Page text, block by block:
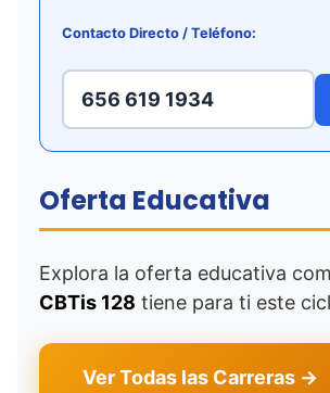
Contacto Directo / Teléfono:
656 619 1934
Oferta Educativa
Explora la oferta educativa
CBTis 128 tiene para ti este
Ver Todas las Carreras →